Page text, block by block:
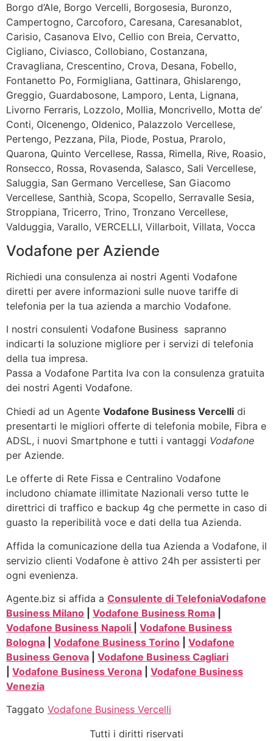
Borgo d’Ale, Borgo Vercelli, Borgosesia, Buronzo,
Campertogno, Carcoforo, Caresana, Caresanablot,
Carisio, Casanova Elvo, Cellio con Breia, Cervatto,
Cigliano, Civiasco, Collobiano, Costanzana,
Cravagliana, Crescentino, Crova, Desana, Fobello,
Fontanetto Po, Formigliana, Gattinara, Ghislarengo,
Greggio, Guardabosone, Lamporo, Lenta, Lignana,
Livorno Ferraris, Lozzolo, Mollia, Moncrivello, Motta de’
Conti, Olcenengo, Oldenico, Palazzolo Vercellese,
Pertengo, Pezzana, Pila, Piode, Postua, Prarolo,
Quarona, Quinto Vercellese, Rassa, Rimella, Rive, Roasio,
Ronsecco, Rossa, Rovasenda, Salasco, Sali Vercellese,
Saluggia, San Germano Vercellese, San Giacomo
Vercellese, Santhià, Scopa, Scopello, Serravalle Sesia,
Stroppiana, Tricerro, Trino, Tronzano Vercellese,
Valduggia, Varallo, VERCELLI, Villarboit, Villata, Vocca
Vodafone per Aziende
Richiedi una consulenza ai nostri Agenti Vodafone
diretti per avere informazioni sulle nuove tariffe di
telefonia per la tua azienda a marchio Vodafone.
I nostri consulenti Vodafone Business sapranno
indicarti la soluzione migliore per i servizi di telefonia
della tua impresa.
Passa a Vodafone Partita Iva con la consulenza gratuita
dei nostri Agenti Vodafone.
Chiedi ad un Agente Vodafone Business Vercelli di
presentarti le migliori offerte di telefonia mobile, Fibra e
ADSL, i nuovi Smartphone e tutti i vantaggi Vodafone
per Aziende.
Le offerte di Rete Fissa e Centralino Vodafone
includono chiamate illimitate Nazionali verso tutte le
direttrici di traffico e backup 4g che permette in caso di
guasto la reperibilità voce e dati della tua Azienda.
Affida la comunicazione della tua Azienda a Vodafone, il
servizio clienti Vodafone è attivo 24h per assisterti per
ogni evenienza.
Agente.biz si affida a Consulente di TelefoniaVodafone
Business Milano
Vodafone Business Roma
Vodafone Business Napoli
Vodafone Business
Bologna
Vodafone Business Torino
Vodafone
Business Genova
Vodafone Business Cagliari
Vodafone Business Verona
Vodafone Business
Venezia
Taggato Vodafone Business Vercelli
Tutti i diritti riservati